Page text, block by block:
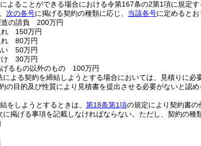
よることができる場合における令第167条の2第1項に規定
次の各号に掲げる契約の種類に応じ、 当該各号に定めると
造の請負 200万円
れ 150万円
れ 80万円
い 50万円
け 30万円
げるもの以外のもの 100万円
による契約を締結しようとする場合においては、見積りに
の目的及び性質により見積書を提出させる必要がないと認
をしようとするときは、 第18条第1項の規定により契約書の
掲げる事項を記載しなければならない。 ただし、契約の種